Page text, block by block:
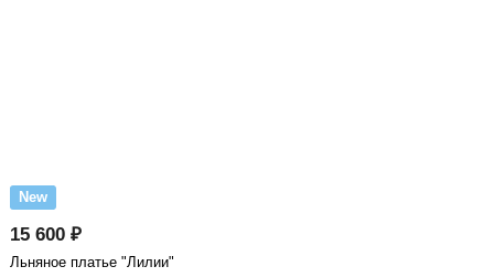
New
15 600 ₽
Льняное платье "Лилии"